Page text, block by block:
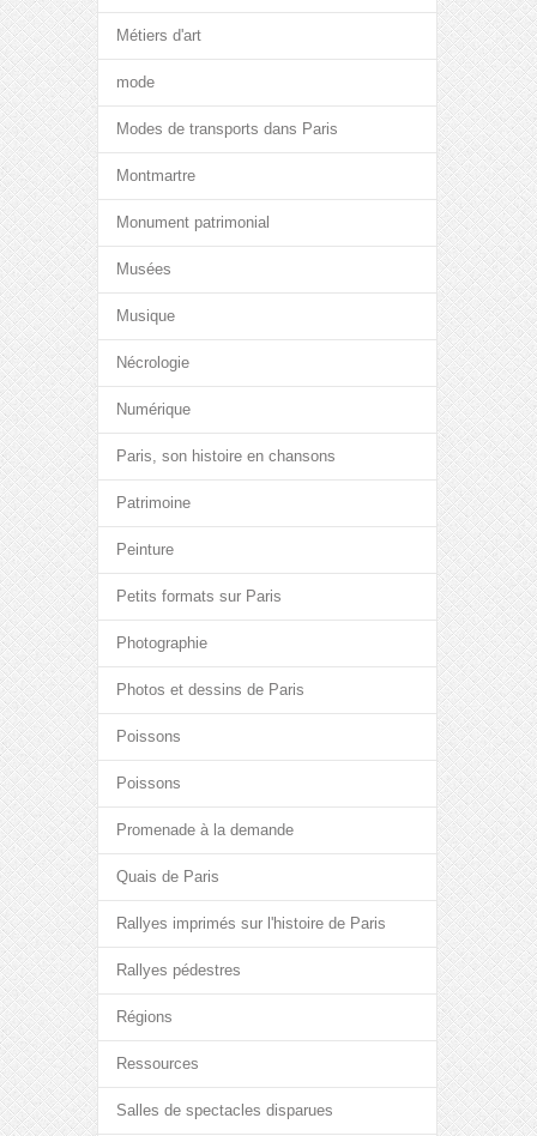
Métiers d'art
mode
Modes de transports dans Paris
Montmartre
Monument patrimonial
Musées
Musique
Nécrologie
Numérique
Paris, son histoire en chansons
Patrimoine
Peinture
Petits formats sur Paris
Photographie
Photos et dessins de Paris
Poissons
Poissons
Promenade à la demande
Quais de Paris
Rallyes imprimés sur l'histoire de Paris
Rallyes pédestres
Régions
Ressources
Salles de spectacles disparues